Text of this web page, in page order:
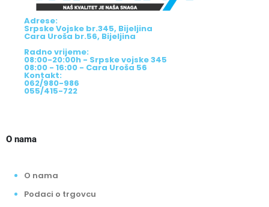
Adrese:
Srpske Vojske br.345, Bijeljina
Cara Uroša br.56, Bijeljina
Radno vrijeme:
08:00-20:00h - Srpske vojske 345
08:00 - 16:00 - Cara Uroša 56
Kontakt:
062/980-986
055/415-722
O nama
O nama
Podaci o trgovcu